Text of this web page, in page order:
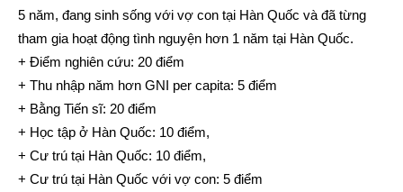
5 năm, đang sinh sống với vợ con tại Hàn Quốc và đã từng
tham gia hoạt động tình nguyện hơn 1 năm tại Hàn Quốc.
+ Điểm nghiên cứu: 20 điểm
+ Thu nhập năm hơn GNI per capita: 5 điểm
+ Bằng Tiến sĩ: 20 điểm
+ Học tập ở Hàn Quốc: 10 điểm,
+ Cư trú tại Hàn Quốc: 10 điểm,
+ Cư trú tại Hàn Quốc với vợ con: 5 điểm